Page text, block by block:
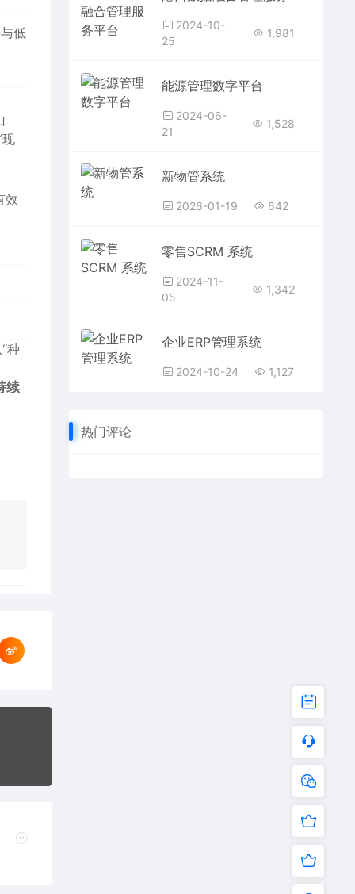
低
效
种
续
2024-10-
25
1,981
能源管理数字平台
2024-06-
21
1,528
新物管系统
2026-01-19 642
零售SCRM 系统
2024-11-
05
1,342
企业ERP管理系统
2024-10-24 1,127
热门评论